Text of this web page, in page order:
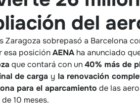
del
Zaragoza sobrepasó a Barcelona
esa posiciónAENAha anunciado
que contará con un40% más de
de carga y la renovación
para el aparcamiento de las
10 meses.